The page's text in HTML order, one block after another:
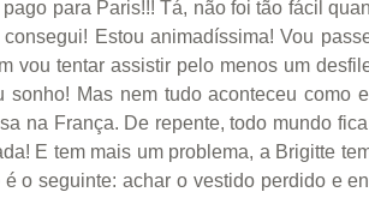
para Paris!!! Tá, não foi tão fácil
Estou animadíssima! Vou
vou tentar assistir pelo menos um
sonho! Mas nem tudo aconteceu como
na França. De repente, todo mundo
E tem mais um problema, a Brigitte
é o seguinte: achar o vestido perdido e